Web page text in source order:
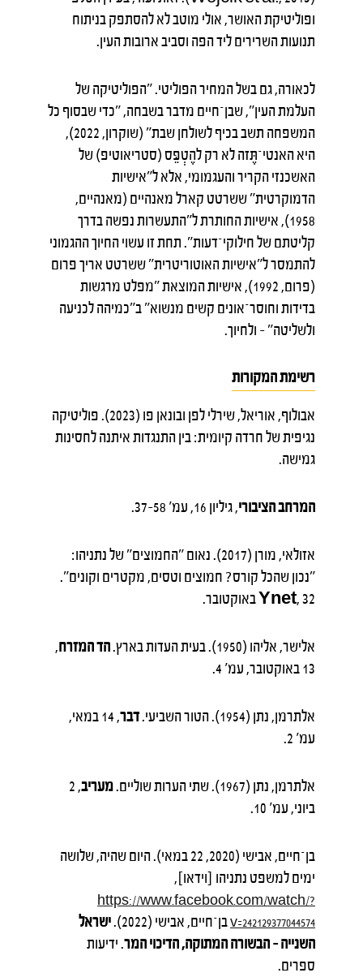
ופוליטיקת האושר, אולי מוטב לא להסתפק בניתוח
תנועות השרירים ליד הפה וסביב ארובות העין.
לכאורה, גם בשל המחיר הפוליטי. "הפוליטיקה של
העלמת העין", שבן־חיים מדבר בשבחה, "כדי שבסוף כל
המשפחה תשב בכיף לשולחן שבת" (שוקרון, 2022),
היא האנטי־תֶּזה לא רק להֶטְפֵּס (סטריאוטיפ) של
האשכנזי הקריר והעגמומי, אלא ל"אישיות
הדמוקרטית" ששרטט קארל מאנהיים (מאנהיים,
1958), אישיות החותרת ל"התעשרות נפשה בדרך
קליטתם של חילוקי־דעות". תחת זו עשוי החיוך ההגמוני
להתמסר ל"אישיות האוטוריטרית" ששרטט אריך פרום
(פרום, 1992), אישיות המוצאת "מפלט מרגשות
בדידות וחוסר־אונים קשים מנשוא" ב"כמיהה לכניעה
ולשליטה" – ולחיוך.
רשימת המקורות
אבולוף, אוריאל, שירלי לפן ובונאן פו (2023). פוליטיקה
נגיפית של חרדה קיומית: בין התנגדות איתנה לחסינות
גמישה.
המרחב הציבורי, גיליון 16, עמ' 37-58.
אזולאי, מורן (2017). נאום "החמוצים" של נתניהו:
"נכון שהכל קורס? חמוצים וטסים, מקטרים וקונים".
Ynet, 32 באוקטובר.
אלישר, אליהו (1950). בעית העדות בארץ. הד המזרח,
13 באוקטובר, עמ' 4.
אלתרמן, נתן (1954). הטור השביעי. דבר
, 14 במאי,
עמ' 2.
אלתרמן, נתן (1967). שתי הערות שוליים. מעריב , 2
ביוני, עמ' 10.
בן־חיים, אבישי (2020, 22 במאי). היום שהיה, שלושה
ימים למשפט נתניהו [וידאו],
https://www.facebook.com/watch/?
v=242129377044574בן־חיים, אבישי (2022).
ישראל
השנייה – הבשורה המתוקה, הדיכוי המר. ידיעות
ספרים.